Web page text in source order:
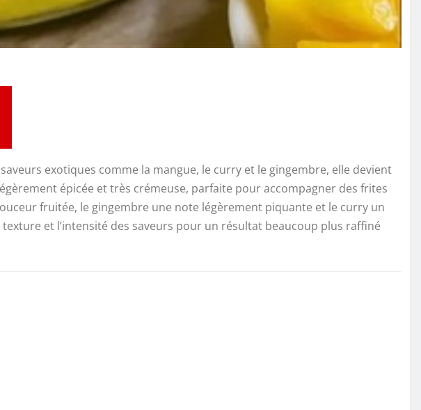
exotiques comme la mangue, le curry et le gingembre, elle devient
épicée et très crémeuse, parfaite pour accompagner des frites
fruitée, le gingembre une note légèrement piquante et le curry un
et l’intensité des saveurs pour un résultat beaucoup plus raffiné